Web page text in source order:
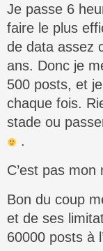
Je passe 6
faire le plus
de data assez
ans. Donc je
500 posts, et
chaque fois.
stade ou
.
C’est pas mon
Bon du coup
et de ses
60000 posts à